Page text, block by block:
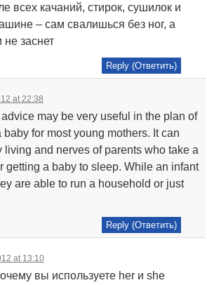
всех качаний, стирок, сушилок и
– сам свалишься без ног, а
не заснет
Reply (Ответить)
at 22:38
may be very useful in the plan of
baby for most young mothers. It can
living and nerves of parents who take a
getting a baby to sleep. While an infant
are able to run a household or just
Reply (Ответить)
at 13:10
вы используете her и she